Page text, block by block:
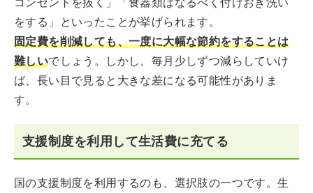
をする」といったことが挙げられます。
固定費を削減しても、一度に大幅な節約をすることは
難しいでしょう。しかし、毎月少しずつ減らしていけ
ば、長い目で見ると大きな差になる可能性がありま
す。
支援制度を利用して生活費に充てる
国の支援制度を利用するのも、選択肢の一つです。生